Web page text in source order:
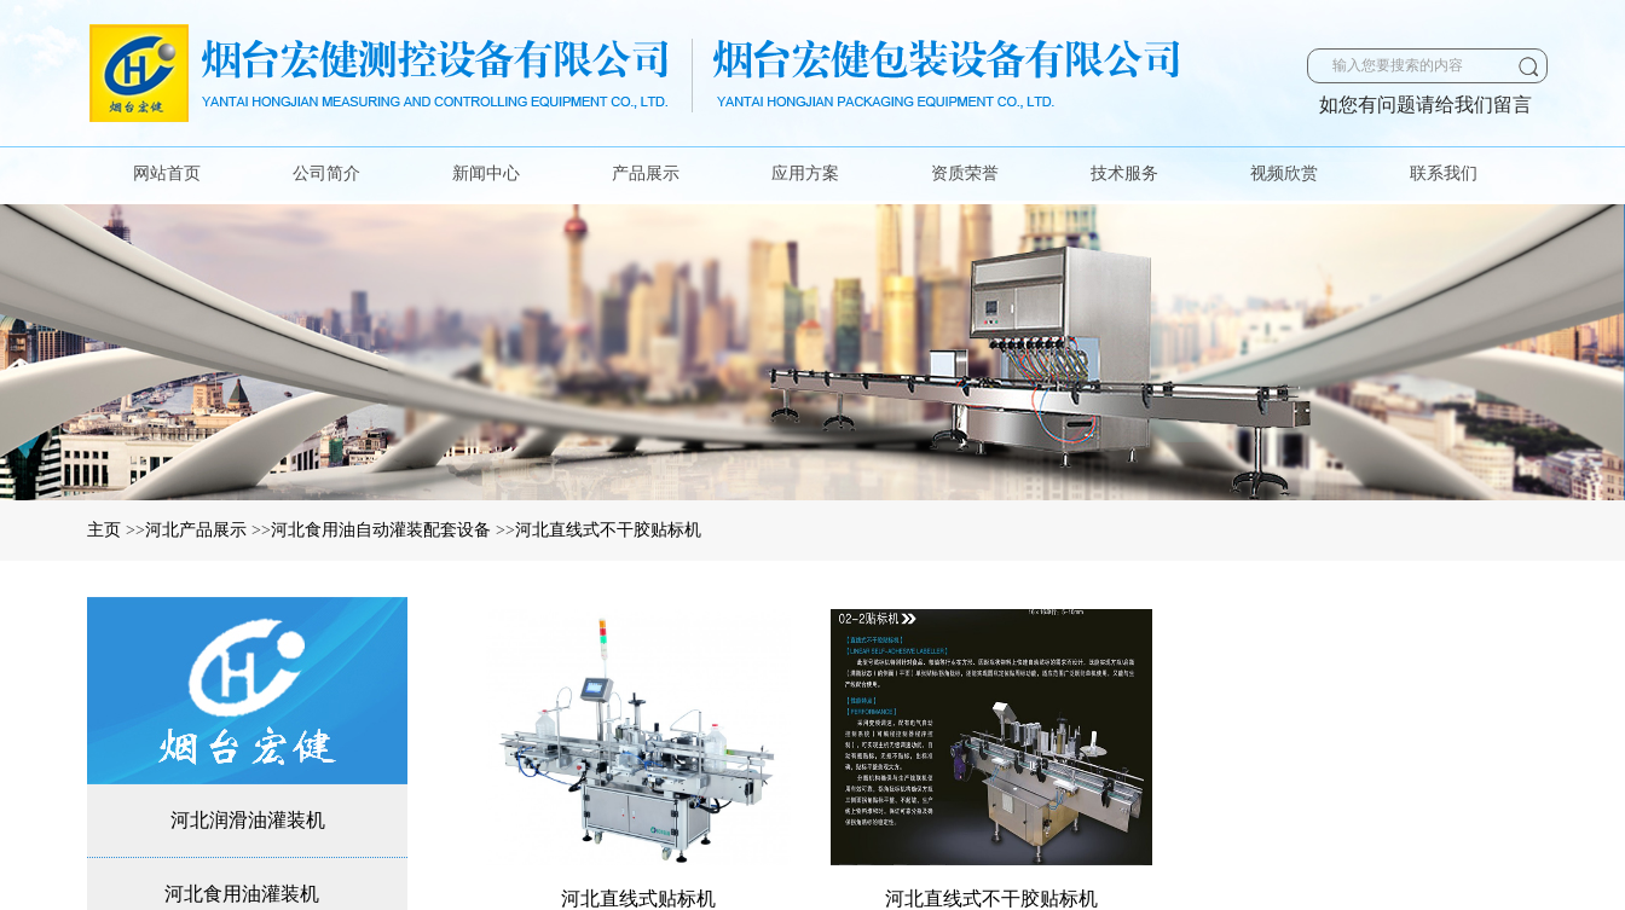
如您有问题请给我们留言
网站首页 公司简介 新闻中心 产品展示 应用方案 资质荣誉 技术服务 视频欣赏 联系我们
主页 >>河北产品展示 >>河北食用油自动灌装配套设备 >>河北直线式不干胶贴标机
河北润滑油灌装机
河北食用油灌装机 河北直线式贴标机 河北直线式不干胶贴标机